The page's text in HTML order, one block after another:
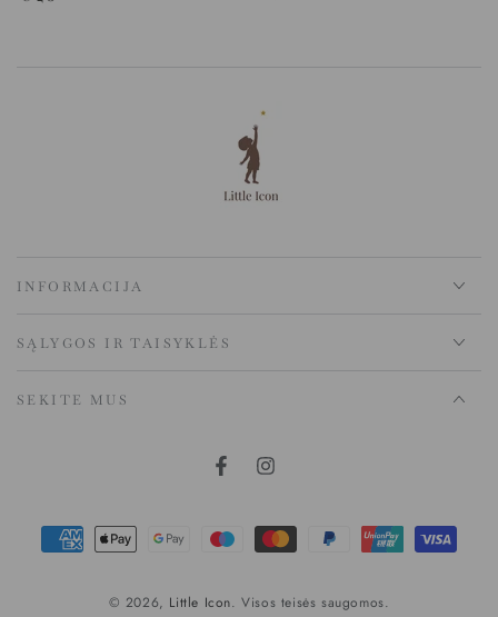
kaina
kaina
INFORMACIJA
SĄLYGOS IR TAISYKLĖS
SEKITE MUS
© 2026, Little Icon. Visos teisės saugomos.
Mokėjimo